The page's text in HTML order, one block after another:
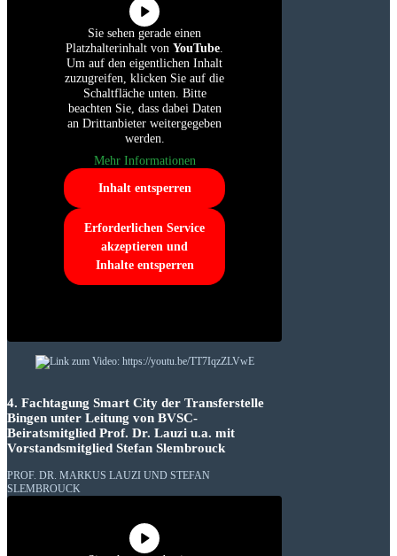
Sie sehen gerade einen
Platzhalterinhalt von YouTube.
Um auf den eigentlichen Inhalt
zuzugreifen, klicken Sie auf die
Schaltfläche unten. Bitte
beachten Sie, dass dabei Daten
an Drittanbieter weitergegeben
werden.
Mehr Informationen
Inhalt entsperren
Erforderlichen Service
akzeptieren und
Inhalte entsperren
4. Fachtagung Smart City der Transferstelle
Bingen unter Leitung von BVSC-
Beiratsmitglied Prof. Dr. Lauzi u.a. mit
Vorstandsmitglied Stefan Slembrouck
PROF. DR. MARKUS LAUZI UND STEFAN
SLEMBROUCK